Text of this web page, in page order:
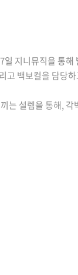
지니뮤직을 통해
고 백보컬을 담당
는 설렘을 통해,